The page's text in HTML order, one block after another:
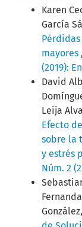
Karen
García
mayores ,
(2019):
David
Leija
Efecto
sobre la
y estrés
Núm. 2
González,